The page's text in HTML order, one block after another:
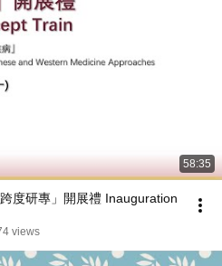
58:35
度研專」開展禮 Inauguration
views